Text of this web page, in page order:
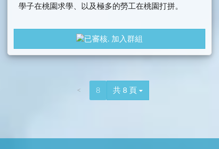
學子在桃園求學、以及極多的勞工在桃園打拼。
加入群組
< 8 共 8 頁